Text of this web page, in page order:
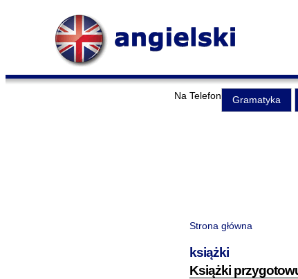
Na Telefon Gramatyka
Strona główna
książki
Książki